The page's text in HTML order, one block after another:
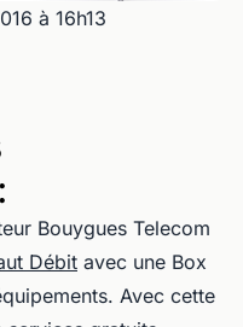
à 16h13
Bouygues Telecom
Débit avec une Box
Avec cette